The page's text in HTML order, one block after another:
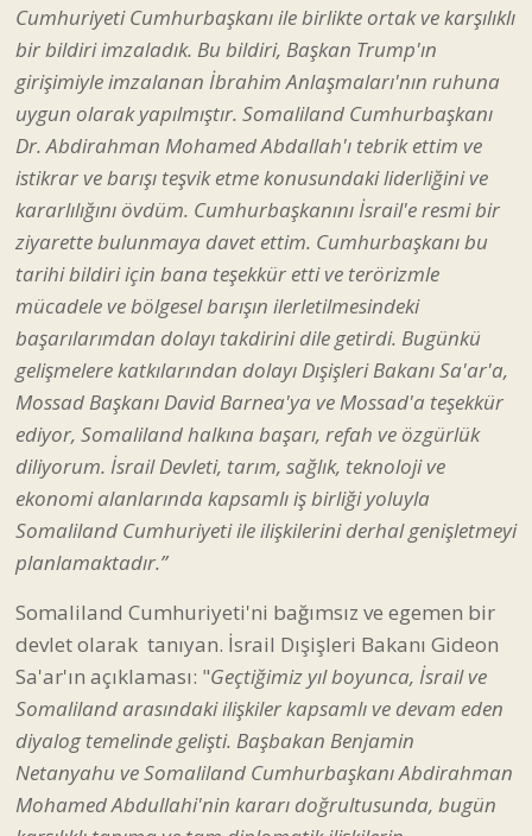
Cumhuriyeti Cumhurbaşkanı ile birlikte ortak ve karşılıklı
bir bildiri imzaladık. Bu bildiri, Başkan Trump'ın
girişimiyle imzalanan İbrahim Anlaşmaları'nın ruhuna
uygun olarak yapılmıştır. Somaliland Cumhurbaşkanı
Dr. Abdirahman Mohamed Abdallah'ı tebrik ettim ve
istikrar ve barışı teşvik etme konusundaki liderliğini ve
kararlılığını övdüm. Cumhurbaşkanını İsrail'e resmi bir
ziyarette bulunmaya davet ettim. Cumhurbaşkanı bu
tarihi bildiri için bana teşekkür etti ve terörizmle
mücadele ve bölgesel barışın ilerletilmesindeki
başarılarımdan dolayı takdirini dile getirdi. Bugünkü
gelişmelere katkılarından dolayı Dışişleri Bakanı Sa'ar'a,
Mossad Başkanı David Barnea'ya ve Mossad'a teşekkür
ediyor, Somaliland halkına başarı, refah ve özgürlük
diliyorum. İsrail Devleti, tarım, sağlık, teknoloji ve
ekonomi alanlarında kapsamlı iş birliği yoluyla
Somaliland Cumhuriyeti ile ilişkilerini derhal genişletmeyi
planlamaktadır.”
Somaliland Cumhuriyeti'ni bağımsız ve egemen bir
devlet olarak tanıyan. İsrail Dışişleri Bakanı Gideon
Sa'ar'ın açıklaması: "Geçtiğimiz yıl boyunca, İsrail ve
Somaliland arasındaki ilişkiler kapsamlı ve devam eden
diyalog temelinde gelişti. Başbakan Benjamin
Netanyahu ve Somaliland Cumhurbaşkanı Abdirahman
Mohamed Abdullahi'nin kararı doğrultusunda, bugün